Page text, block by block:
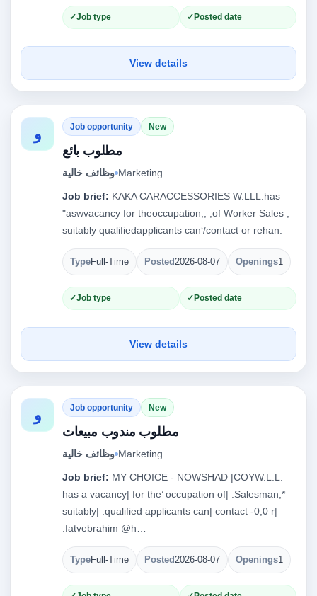
Job type Posted date
View details
و Job opportunity New
مطلوب بائع
وظائف خالية Marketing
Job brief: KAKA CARACCESSORIES W.LLL.has
"aswvacancy for theoccupation,, ,of Worker Sales ,
suitably qualifiedapplicants can‘/contact or rehan.
TypeFull-Time Posted2026-08-07 Openings1
Job type Posted date
View details
و Job opportunity New
مطلوب مندوب مبيعات
وظائف خالية Marketing
Job brief: MY CHOICE - NOWSHAD |COYW.L.L.
has a vacancy| for the’ occupation of| :Salesman,*
suitably| :qualified applicants can| contact -0,0 r|
:fatvebrahim @h…
TypeFull-Time Posted2026-08-07 Openings1